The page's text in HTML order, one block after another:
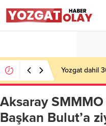
Yozgat dahil
Aksaray SMMMO
Başkan Bulut’a